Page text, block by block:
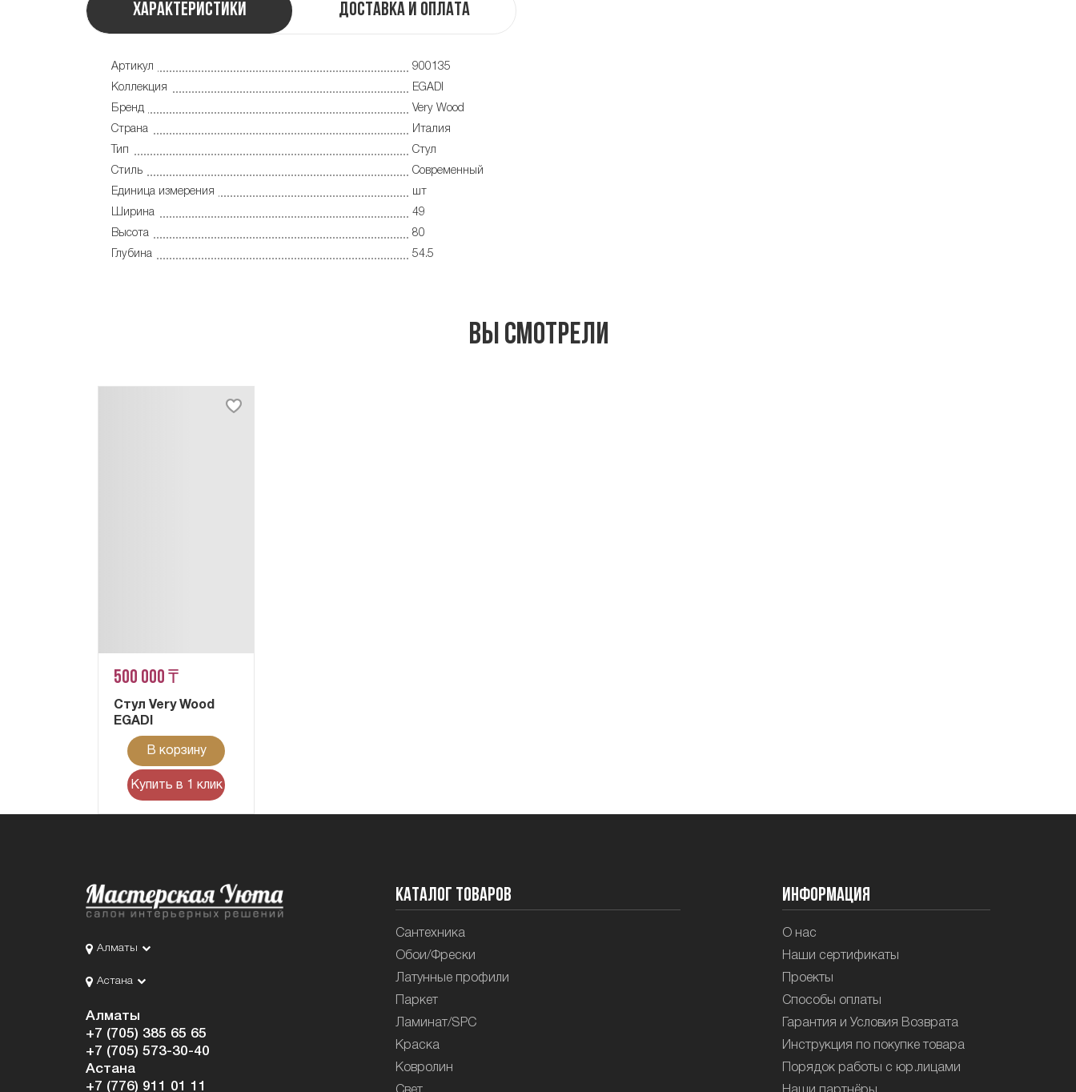
Характеристики Доставка и оплата
Артикул
900135
Коллекция
EGADI
Бренд
Very Wood
Страна
Италия
Тип
Стул
Стиль
Современный
Единица измерения
шт
Ширина
49
Высота
80
Глубина
54.5
Вы смотрели
500 000 ₸
Стул Very Wood
EGADI
В корзину
Купить в 1 клик
Алматы
Астана
Алматы
+7 (705) 385 65 65
+7 (705) 573-30-40
Астана
+7 (776) 911 01 11
Каталог товаров
Сантехника
Обои/Фрески
Латунные профили
Паркет
Ламинат/SPC
Краска
Ковролин
Информация
О нас
Наши сертификаты
Проекты
Способы оплаты
Гарантия и Условия Возврата
Инструкция по покупке товара
Порядок работы с юр.лицами